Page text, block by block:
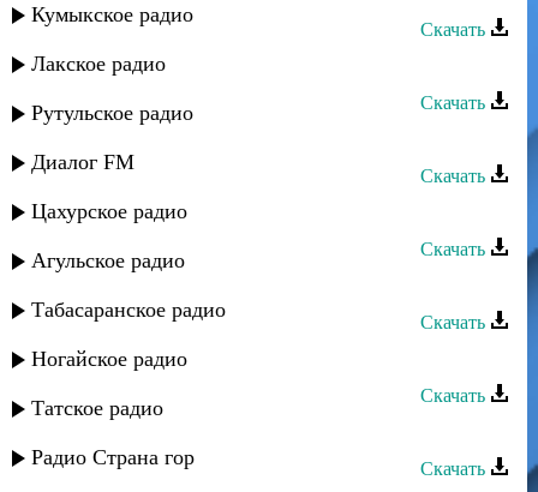
Кумыкское радио
Лакское радио
Рутульское радио
Диалог FM
Цахурское радио
Агульское радио
Табасаранское радио
Ногайское радио
Татское радио
Радио Страна гор
Скачать
Талисман - Назани
Скачать
Скачать
Талисман - Лезгидин руш
Скачать
Скачать
Талисман - Къаридин руш
Скачать
Скачать